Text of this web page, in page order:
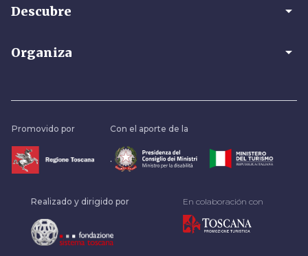
Descubre arrow_drop_down
Organiza arrow_drop_down
Promovido por Con el aporte de la
.
Realizado y dirigido por En colaboración con